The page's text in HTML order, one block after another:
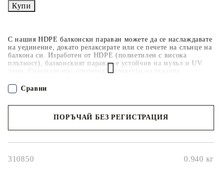
С нашия HDPE балконски параван можете да се наслаждавате
на уединение, докато релаксирате или се печете на слънце на
балкона си. Изработен от HDPE (полиетилен с висока
плътност), балконският параван е устойчив на мухъл и UV
лъчи. Специалната „отворена“ структура на тъканта
ще има свеж бриз. Паравунът може лесно да се закрепи към
балкона с алуминиевите си капси и включеното въже.
правилното прилягане, моля, вземете предвид общата
ПОРЪЧАЙ БЕЗ РЕГИСТРАЦИЯ
310850 0.940 кг
Сравни